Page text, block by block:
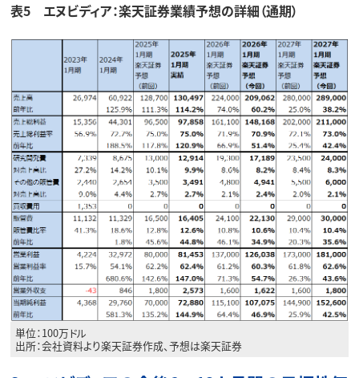
表5 エヌビディア：楽天証券業績予想の詳細（通期）
単位：100万ドル
出所：会社資料より楽天証券作成、予想は楽天証券